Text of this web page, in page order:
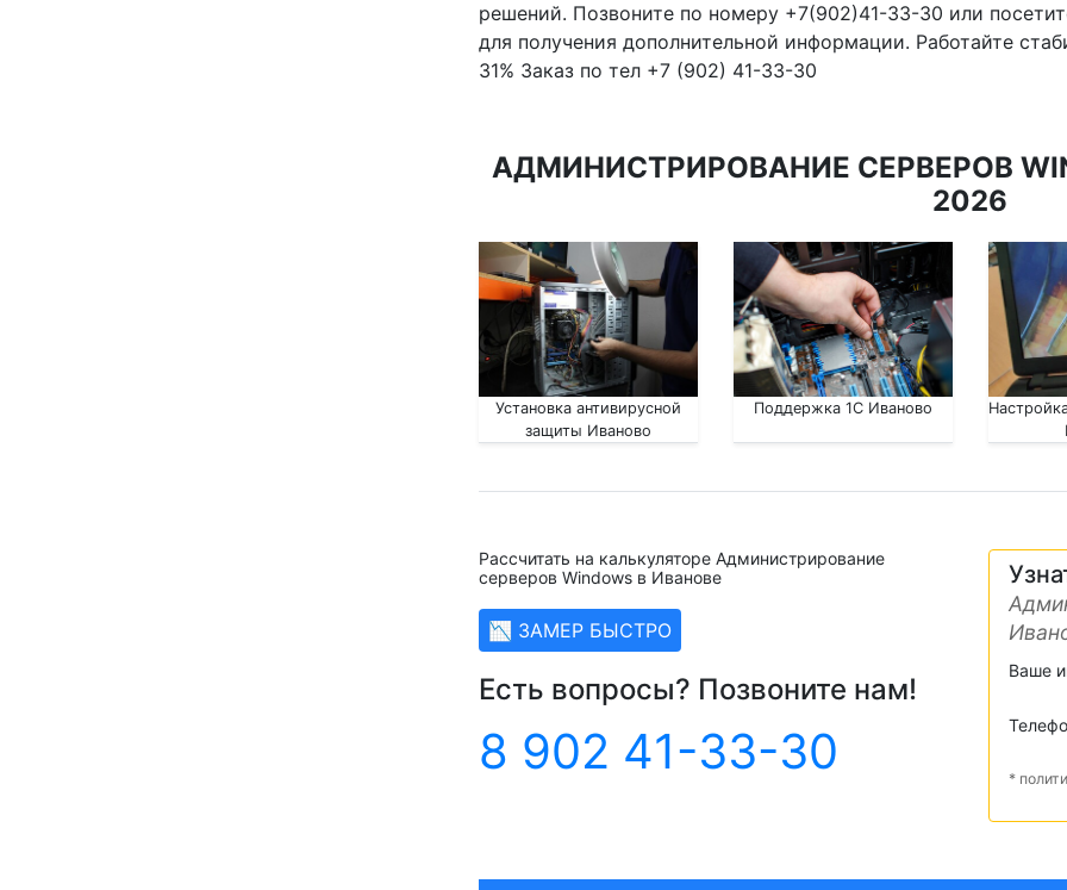
решений. Позвоните по номеру +7(902)41-33-30 или
для получения дополнительной информации. Работайте
31% Заказ по тел +7 (902) 41-33-30
АДМИНИСТРИРОВАНИЕ СЕРВЕРОВ
2026
Установка антивирусной
защиты Иваново
Поддержка 1С Иваново
Рассчитать на калькуляторе Администрирование
серверов Windows в Иванове
📉 ЗАМЕР БЫСТРО
Есть вопросы? Позвоните нам!
8 902 41-33-30
Ваше
*